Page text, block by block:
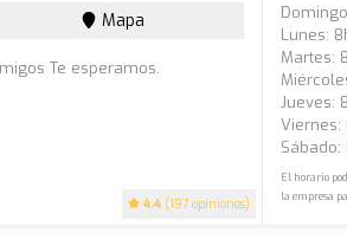
4.4 (197 opiniones)
Mapa
Te esperamos.
Lunes:
Martes:
Jueves:
Viernes:
Sábado:
El horario
la empresa